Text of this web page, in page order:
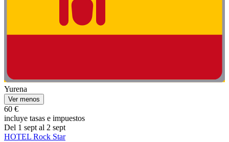
Yurena
Ver menos
60 €
incluye tasas e impuestos
Del 1 sept al 2 sept
HOTEL Rock Star